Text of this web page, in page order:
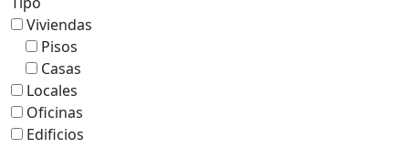
Viviendas
Pisos
Casas
Locales
Oficinas
Edificios